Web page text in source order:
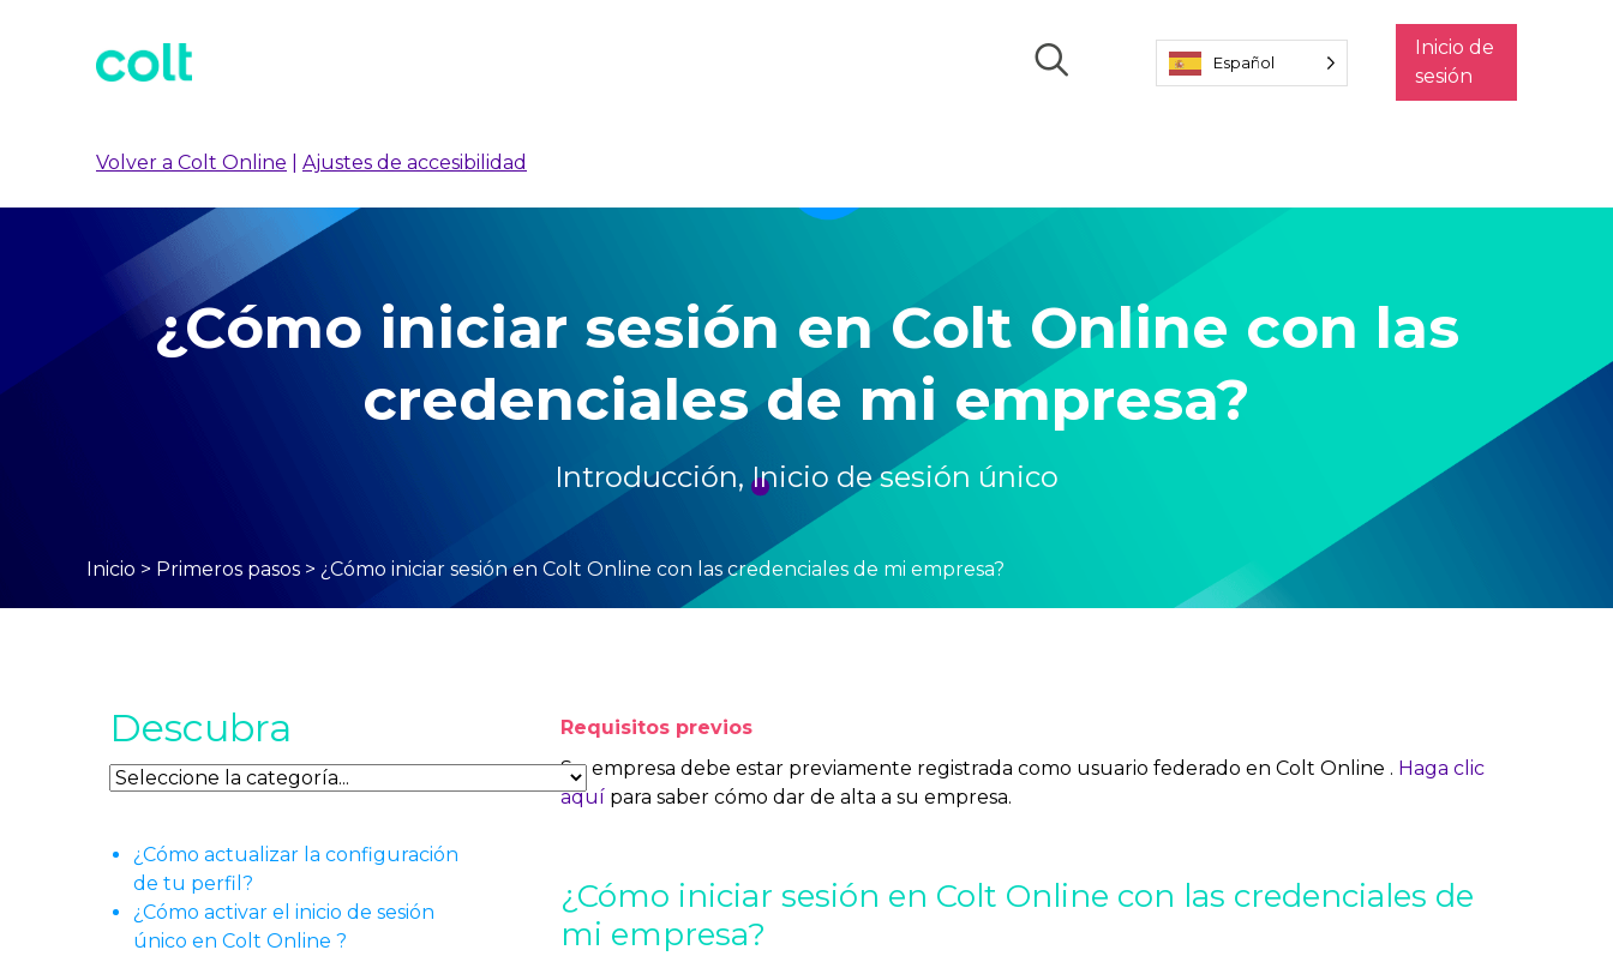
Español
Inicio de
sesión
Volver a Colt Online Ajustes de accesibilidad
¿Cómo iniciar sesión en Colt Online con las
credenciales de mi empresa?
Introducción, Inicio de sesión único
Inicio > Primeros pasos > ¿Cómo iniciar sesión en Colt Online con las credenciales de mi empresa?
Descubra
Descubra
¿Cómo actualizar la configuración
de tu perfil?
¿Cómo activar el inicio de sesión
único en Colt Online ?
Requisitos previos
Su empresa debe estar previamente registrada como usuario federado en Colt Online . Haga clic
aquí para saber cómo dar de alta a su empresa.
¿Cómo iniciar sesión en Colt Online con las credenciales de
mi empresa?